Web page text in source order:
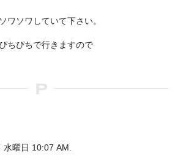
ワソワしていて下さい。
ちぴちで行きますので
曜日 10:07 AM.